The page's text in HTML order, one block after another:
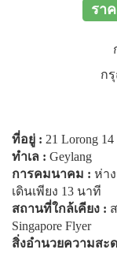
รา
ก
ที่อยู่ : 21 Lorong 14
ทำเล : Geylang
การคมนาคม : ห่า
เดินเพียง 13 นาที
สถานที่ใกล้เคียง :
Singapore Flyer
สิ่งอำนวยความสะ